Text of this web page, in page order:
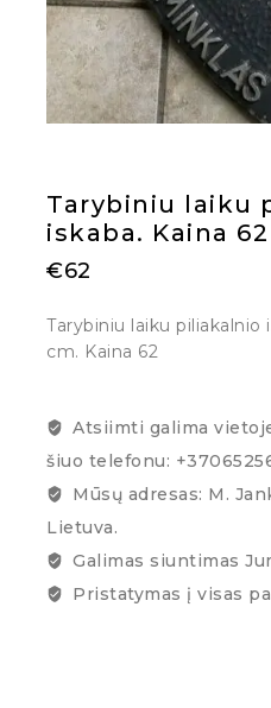
Tarybiniu laiku
iskaba. Kaina 62
€62
Tarybiniu laiku piliakalnio
cm. Kaina 62
Atsiimti galima
šiuo telefonu:
Mūsų adresas: M.
Lietuva.
Galimas siuntimas
Pristatymas į visas